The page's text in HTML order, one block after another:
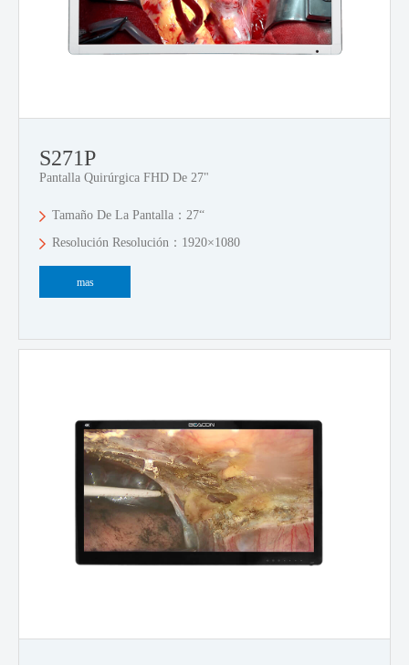
S271P
Pantalla Quirúrgica FHD De 27"
Tamaño De La Pantalla：27“
Resolución Resolución：1920×1080
mas